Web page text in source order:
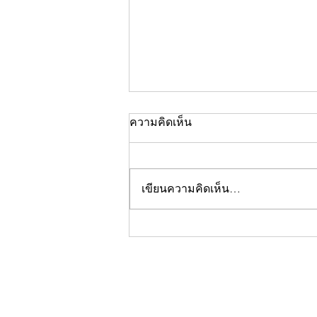
คอลัมน์"จับชีพจรวงการ
ความคิดเห็น
เขียนความคิดเห็น…